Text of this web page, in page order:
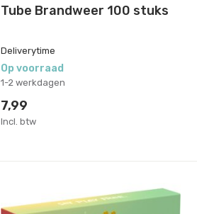
Tube Brandweer 100 stuks
Deliverytime
Op voorraad
1-2 werkdagen
7,99
Incl. btw